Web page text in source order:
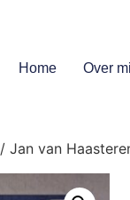
Home Over
/ Jan van